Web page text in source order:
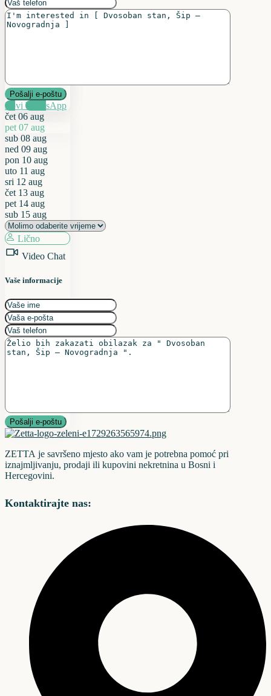
Zovi WhatsApp
čet 06 aug
pet 07 aug
sub 08 aug
ned 09 aug
pon 10 aug
uto 11 aug
sri 12 aug
čet 13 aug
pet 14 aug
sub 15 aug
Lično
Video Chat
Vaše informacije
ZETTA je savršeno mjesto ako vam je potrebna pomoć pri
iznajmljivanju, prodaji ili kupovini nekretnina u Bosni i
Hercegovini.
Kontaktirajte nas: